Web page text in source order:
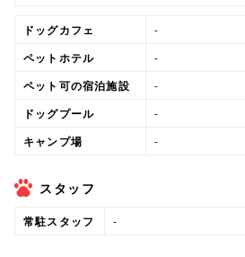
ドッグカフェ -
ペットホテル -
ペット可の宿泊施設 -
ドッグプール -
キャンプ場 -
スタッフ
常駐スタッフ -